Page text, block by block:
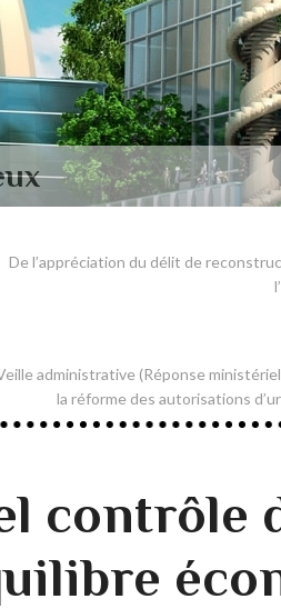
De l’appréciation du délit de
administrative (Réponse
la réforme des autorisations
contrôle